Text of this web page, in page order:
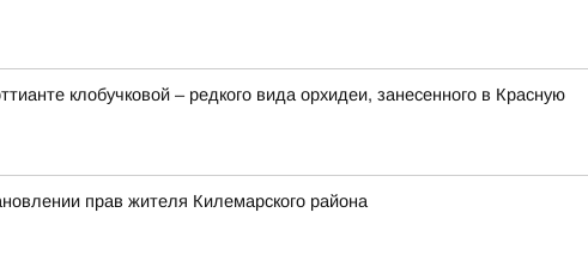
клобучковой – редкого вида орхидеи, занесенного в Красную
прав жителя Килемарского района